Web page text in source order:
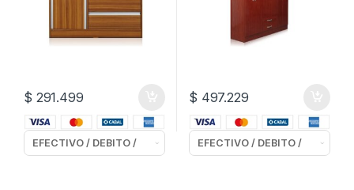
$ 291.499 $ 497.229